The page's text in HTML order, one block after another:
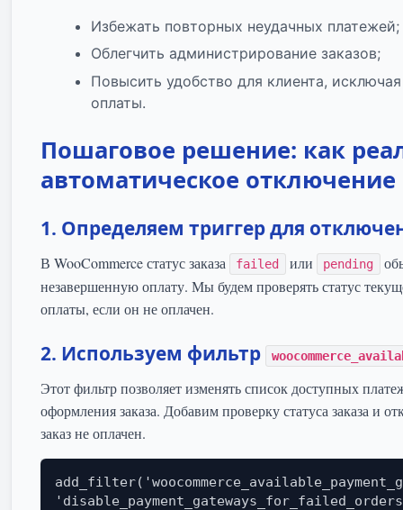
Избежать повторных неудачных платежей;
Облегчить администрирование заказов;
Повысить удобство для клиента,
оплаты.
Пошаговое решение: как
автоматическое
1. Определяем триггер для
В WooCommerce статус заказа failed или pending
незавершенную оплату. Мы будем проверять статус
оплаты, если он не оплачен.
2. Используем фильтр
Этот фильтр позволяет изменять список доступных
оформления заказа. Добавим проверку статуса заказа и
заказ не оплачен.